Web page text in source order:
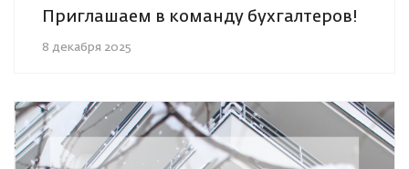
Приглашаем в команду бухгалтеров!
8 декабря 2025